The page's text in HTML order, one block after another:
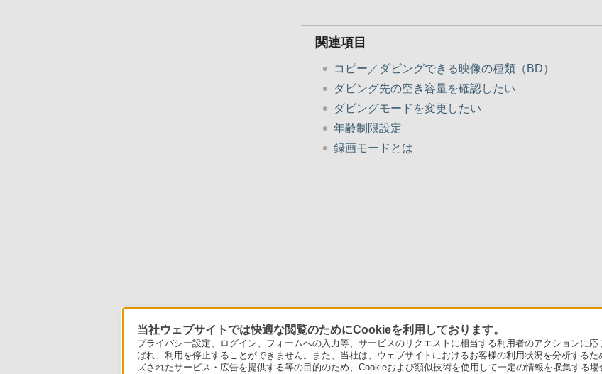
関連項目
コピー／ダビングできる映像の種類（BD）
ダビング先の空き容量を確認したい
ダビングモードを変更したい
年齢制限設定
録画モードとは
当社ウェブサイトでは快適な閲覧のためにCookieを利用しております。
プライバシー設定、ログイン、フォームへの入力等、サービスのリクエストに相当する利用者のアクションに
ばれ、利用を停止することができません。また、当社は、ウェブサイトにおけるお客様の利用状況を分析する
ズされたサービス・広告を提供する等の目的のため、Cookieおよび類似技術を使用して一定の情報を収集する